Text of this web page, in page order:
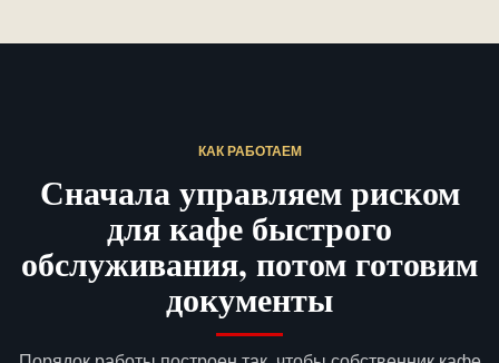
КАК РАБОТАЕМ
Сначала управляем риском
для кафе быстрого
обслуживания, потом готовим
документы